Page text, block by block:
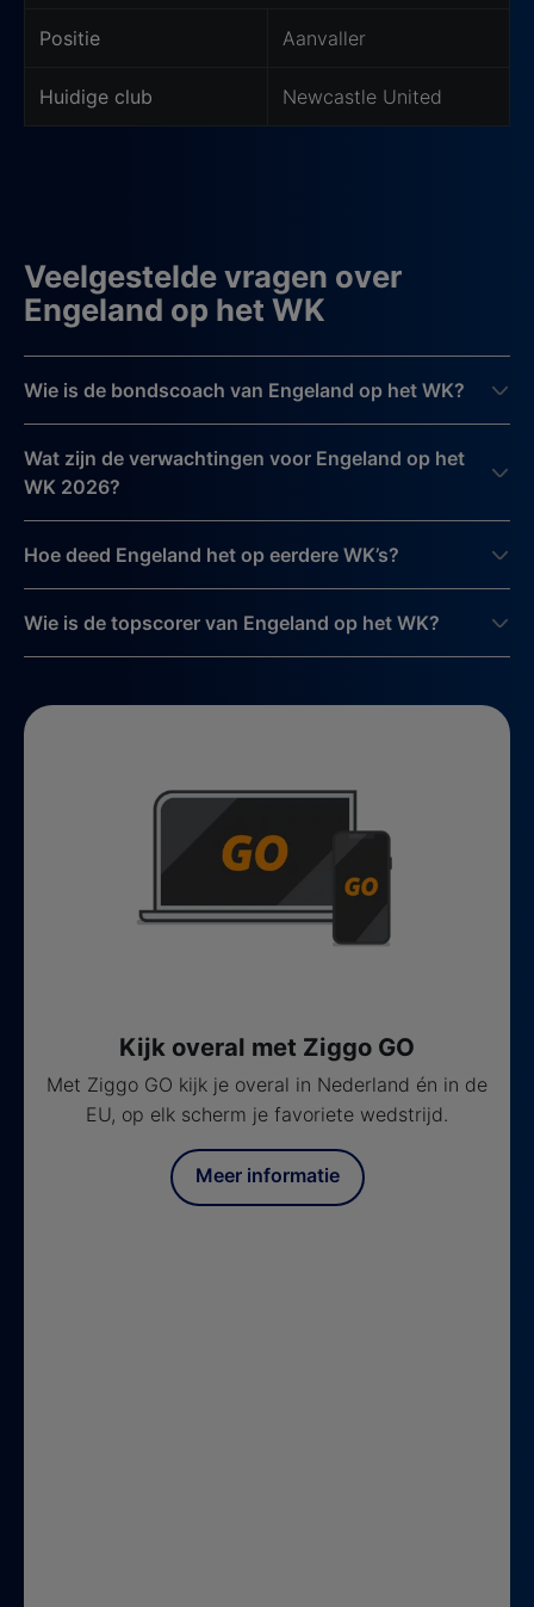
Positie Aanvaller
Huidige club Newcastle United
Veelgestelde vragen over
Engeland op het WK
Wie is de bondscoach van Engeland op het WK?
Wat zijn de verwachtingen voor Engeland op het
WK 2026?
Hoe deed Engeland het op eerdere WK’s?
Wie is de topscorer van Engeland op het WK?
Kijk overal met Ziggo GO
Met Ziggo GO kijk je overal in Nederland én in de
EU, op elk scherm je favoriete wedstrijd.
Meer informatie